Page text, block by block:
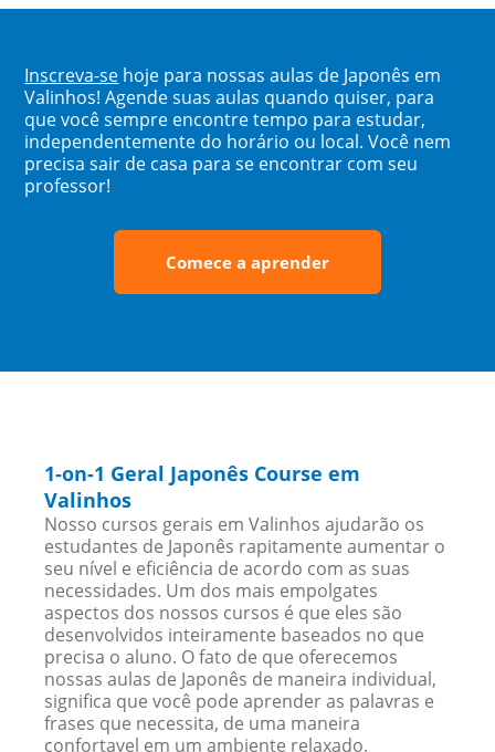
Inscreva-se hoje para nossas aulas de Japonês em
Valinhos! Agende suas aulas quando quiser, para
que você sempre encontre tempo para estudar,
independentemente do horário ou local. Você nem
precisa sair de casa para se encontrar com seu
professor!
Comece a aprender
1-on-1 Geral Japonês Course em
Valinhos
Nosso cursos gerais em Valinhos ajudarão os
estudantes de Japonês rapitamente aumentar o
seu nível e eficiência de acordo com as suas
necessidades. Um dos mais empolgates
aspectos dos nossos cursos é que eles são
desenvolvidos inteiramente baseados no que
precisa o aluno. O fato de que oferecemos
nossas aulas de Japonês de maneira individual,
significa que você pode aprender as palavras e
frases que necessita, de uma maneira
confortavel em um ambiente relaxado.